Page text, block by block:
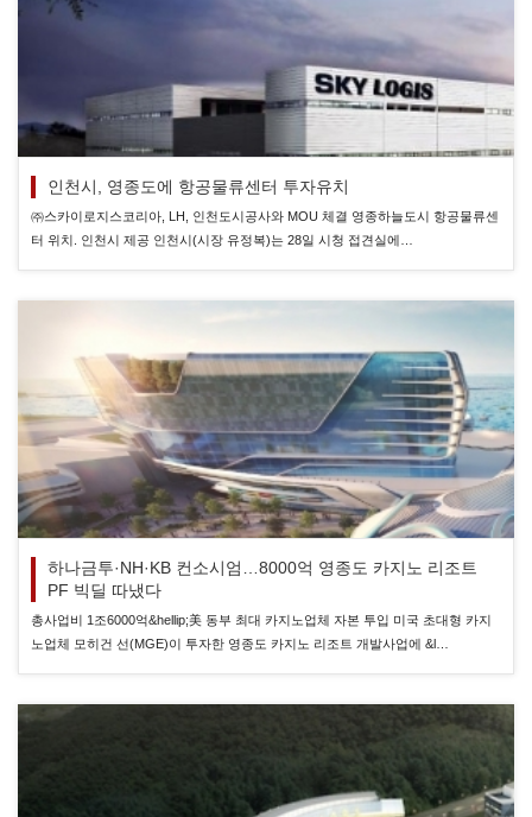
인천시, 영종도에 항공물류센터 투자유치
㈜스카이로지스코리아, LH, 인천도시공사와 MOU 체결 영종하늘도시 항공물류센
터 위치. 인천시 제공 인천시(시장 유정복)는 28일 시청 접견실에…
하나금투·NH·KB 컨소시엄…8000억 영종도 카지노 리조트
PF 빅딜 따냈다
총사업비 1조6000억&hellip;美 동부 최대 카지노업체 자본 투입 미국 초대형 카지
노업체 모히건 선(MGE)이 투자한 영종도 카지노 리조트 개발사업에 &l…